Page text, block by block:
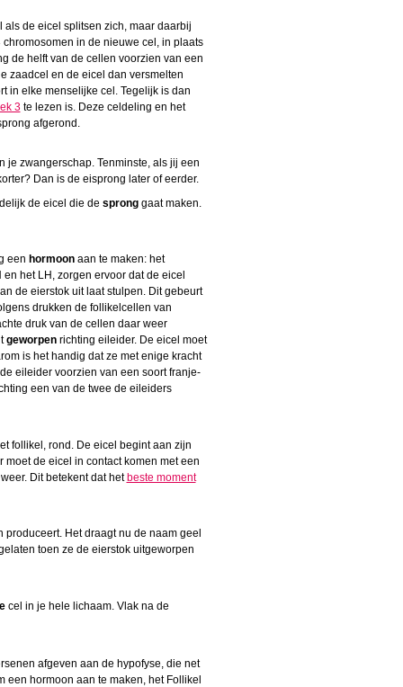
de eicel splitsen zich, maar daarbij
in de nieuwe cel, in plaats
de helft van de cellen voorzien van een
zaadcel en de eicel dan versmelten
in elke menselijke cel. Tegelijk is dan
3te lezen is. Deze celdeling en het
afgerond.
zwangerschap. Tenminste, als jij een
Dan is de eisprong later of eerder.
de eicel die de spronggaat maken.
een hormoonaan te maken: het
het LH, zorgen ervoor dat de eicel
de eierstok uit laat stulpen. Dit gebeurt
drukken de follikelcellen van
druk van de cellen daar weer
geworpenrichting eileider. De eicel moet
is het handig dat ze met enige kracht
eileider voorzien van een soort franje-
een van de twee de eileiders
follikel, rond. De eicel begint aan zijn
de eicel in contact komen met een
Dit betekent dat hetbeste moment
Het draagt nu de naam geel
toen ze de eierstok uitgeworpen
cel in je hele lichaam. Vlak na de
afgeven aan de hypofyse, die net
een hormoon aan te maken, het Follikel